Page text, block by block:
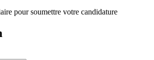
pour soumettre votre candidature